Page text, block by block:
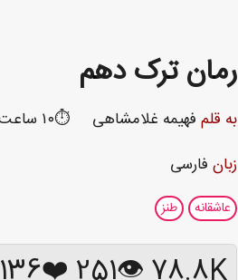
رمان ترک دهم
به قلم فهیمه غلامشاهی
⏱️۱۰ ساعت و ۷ دقیقه
زبان فارسی
عاشقانه طنز